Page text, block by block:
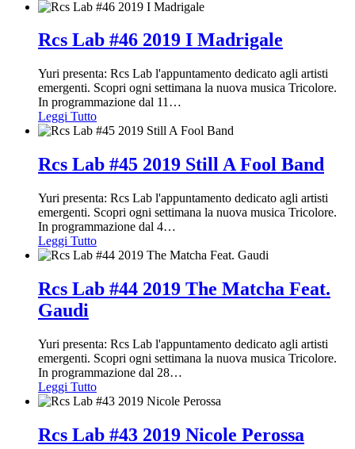
Rcs Lab #46 2019 I Madrigale
Yuri presenta: Rcs Lab l'appuntamento dedicato agli artisti
emergenti. Scopri ogni settimana la nuova musica Tricolore.
In programmazione dal 11 …
Leggi Tutto
Rcs Lab #45 2019 Still A Fool Band
Yuri presenta: Rcs Lab l'appuntamento dedicato agli artisti
emergenti. Scopri ogni settimana la nuova musica Tricolore.
In programmazione dal 4…
Leggi Tutto
Rcs Lab #44 2019 The Matcha Feat.
Gaudi
Yuri presenta: Rcs Lab l'appuntamento dedicato agli artisti
emergenti. Scopri ogni settimana la nuova musica Tricolore.
In programmazione dal 28…
Leggi Tutto
Rcs Lab #43 2019 Nicole Perossa